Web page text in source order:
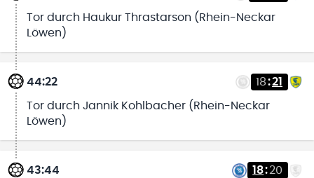
Tor durch Haukur Thrastarson (Rhein-Neckar
Löwen)
44:22 18:21
Tor durch Jannik Kohlbacher (Rhein-Neckar
Löwen)
43:44 18:20